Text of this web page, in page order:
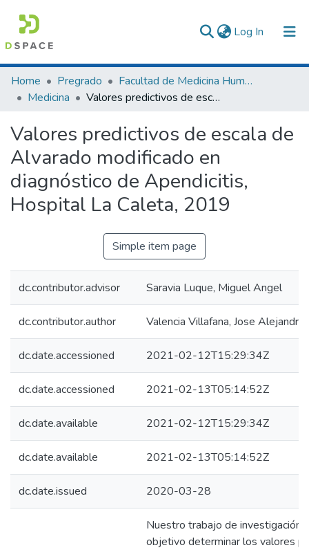
Log In (current)
Communities & Collections
All of DSpace
Statistics
Home Pregrado
Facultad de Medicina Humana
Medicina
Valores predictivos de escala de Alvarado modificado en diagnóstico de Apendicitis, Hospital La Caleta, 2019
Valores predictivos de escala de
Alvarado modificado en
diagnóstico de Apendicitis,
Hospital La Caleta, 2019
Simple item page
dc.contributor.advisor Saravia Luque, Miguel Angel
dc.contributor.author Valencia Villafana, Jose Alejandro
dc.date.accessioned 2021-02-12T15:29:34Z
dc.date.accessioned 2021-02-13T05:14:52Z
dc.date.available 2021-02-12T15:29:34Z
dc.date.available 2021-02-13T05:14:52Z
dc.date.issued 2020-03-28
Nuestro trabajo de investigación
objetivo determinar los valores